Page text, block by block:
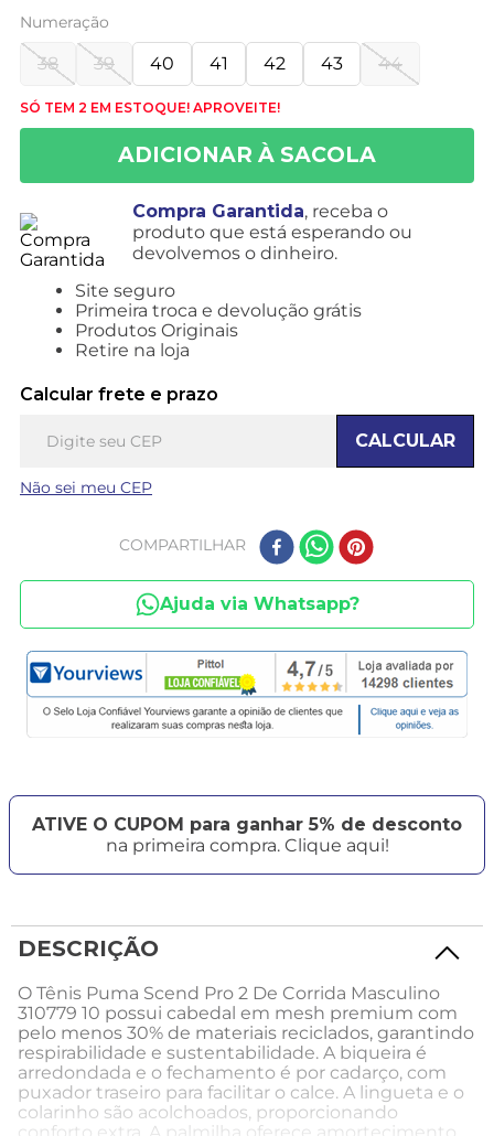
Numeração
38 39 40 41 42 43 44
SÓ TEM 2 EM ESTOQUE! APROVEITE!
Compra Garantida, receba o
produto que está esperando ou
devolvemos o dinheiro.
Site seguro
Primeira troca e devolução grátis
Produtos Originais
Retire na loja
Calcular frete e prazo
CALCULAR
Não sei meu CEP
COMPARTILHAR
Ajuda via Whatsapp?
ATIVE O CUPOM para ganhar 5% de desconto
na primeira compra. Clique aqui!
DESCRIÇÃO
O Tênis Puma Scend Pro 2 De Corrida Masculino
310779 10 possui cabedal em mesh premium com
pelo menos 30% de materiais reciclados, garantindo
respirabilidade e sustentabilidade. A biqueira é
arredondada e o fechamento é por cadarço, com
puxador traseiro para facilitar o calce. A lingueta e o
colarinho são acolchoados, proporcionando